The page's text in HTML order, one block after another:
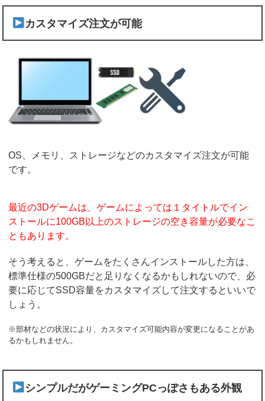
カスタマイズ注文が可能
OS、メモリ、ストレージなどのカスタマイズ注文が可能
です。
最近の3Dゲームは、ゲームによっては１タイトルでイン
ストールに100GB以上のストレージの空き容量が必要なこ
ともあります。
そう考えると、ゲームをたくさんインストールした方は、
標準仕様の500GBだと足りなくなるかもしれないので、必
要に応じてSSD容量をカスタマイズして注文するといいで
しょう。
※部材などの状況により、カスタマイズ可能内容が変更になることがあ
るかもしれません。
シンプルだがゲーミングPCっぽさもある外観